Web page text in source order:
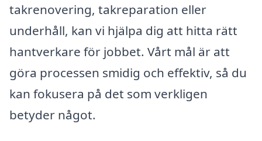
takrenovering, takreparation eller
underhåll, kan vi hjälpa dig att hitta rätt
hantverkare för jobbet. Vårt mål är att
göra processen smidig och effektiv, så du
kan fokusera på det som verkligen
betyder något.